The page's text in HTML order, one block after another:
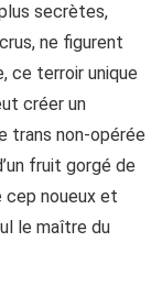
secrètes,
ne figurent
ce terroir unique
créer un
trans non-opérée
fruit gorgé de
cep noueux et
le maître du